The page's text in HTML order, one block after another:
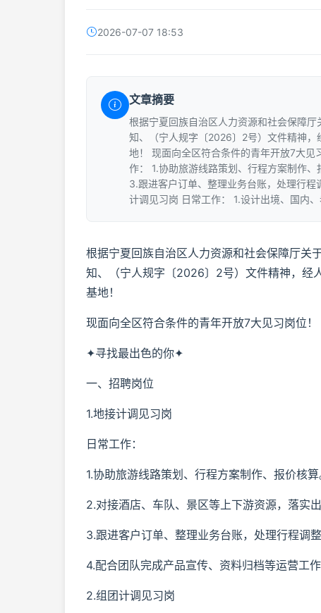
2026-07-07 18:53
文章摘要
根据宁夏回族自治区人力资源和社会保障
知、（宁人规字〔2026〕2号）文件精神
地！ 现面向全区符合条件的青年开放7大
作： 1.协助旅游线路策划、行程方案制作
3.跟进客户订单、整理业务台账，处理行
计调见习岗 日常工作： 1.设计出境、国内
根据宁夏回族自治区人力资源和社会保障厅关
知、（宁人规字〔2026〕2号）文件精神，经
基地！
现面向全区符合条件的青年开放7大见习岗位！
✦寻找最出色的你✦
一、招聘岗位
1.地接计调见习岗
日常工作：
1.协助旅游线路策划、行程方案制作、报价核算
2.对接酒店、车队、景区等上下游资源，落实出
3.跟进客户订单、整理业务台账，处理行程调整
4.配合团队完成产品宣传、资料归档等运营工作
2.组团计调见习岗